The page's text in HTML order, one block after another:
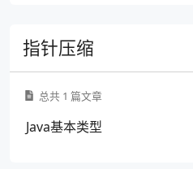
指针压缩
总共 1 篇文章
Java基本类型